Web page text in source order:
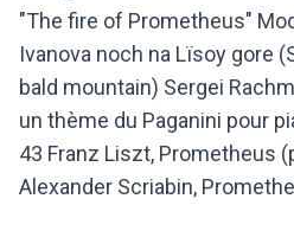
"The fire of Prometheus"
Ivanova noch na Lïsoy gore
bald mountain) Sergei
un thème du Paganini pour
43 Franz Liszt, Prometheus
Alexander Scriabin,